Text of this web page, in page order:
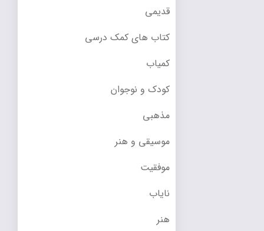
قدیمی
کتاب های کمک درسی
کمیاب
کودک و نوجوان
مذهبی
موسیقی و هنر
موفقیت
نایاب
هنر